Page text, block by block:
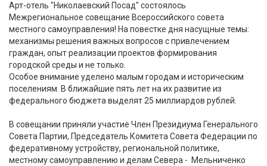
Арт-отель "Николаевский Посад" состоялось
Межрегиональное совещание Всероссийского совета
местного самоуправления! На повестке дня насущные темы:
механизмы решения важных вопросов с привлечением
граждан, опыт реализации проектов формирования
городской среды и не только.
Особое внимание уделено малым городам и историческим
поселениям. В ближайшие пять лет на их развитие из
федерального бюджета выделят 25 миллиардов рублей.
В совещании приняли участие Член Президиума Генерального
Совета Партии, Председатель Комитета Совета Федерации по
федеративному устройству, региональной политике,
местному самоуправлению и делам Севера - Мельниченко